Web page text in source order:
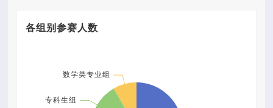
各组别参赛人数